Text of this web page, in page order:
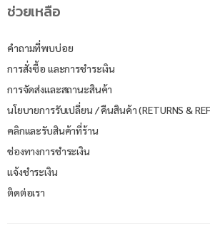
ช่วยเหลือ
คำถามที่พบบ่อย
การสั่งซื้อ และการชำระเงิน
การจัดส่งและสถานะสินค้า
นโยบายการรับเปลี่ยน / คืนสินค้า (RETURNS &
คลิกและรับสินค้าที่ร้าน
ช่องทางการชำระเงิน
แจ้งชำระเงิน
ติดต่อเรา